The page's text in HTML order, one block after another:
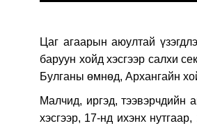
Цаг агаарын аюултай
баруун хойд хэсгээр салхи
Булганы өмнөд, Архангайн
Малчид, иргэд, тээвэрчдийн
хэсгээр, 17-нд ихэнх